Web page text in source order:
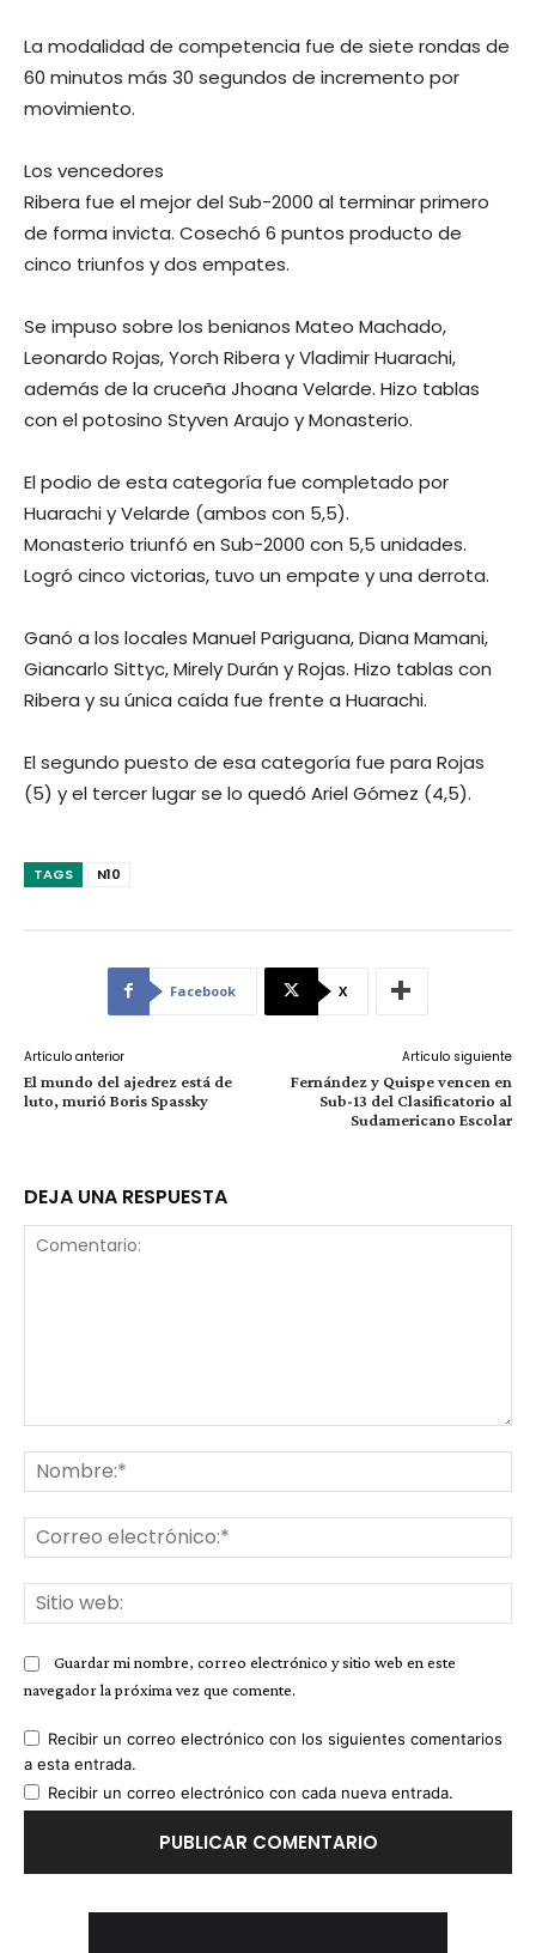
La modalidad de competencia fue de siete rondas de
60 minutos más 30 segundos de incremento por
movimiento.
Los vencedores
Ribera fue el mejor del Sub-2000 al terminar primero
de forma invicta. Cosechó 6 puntos producto de
cinco triunfos y dos empates.
Se impuso sobre los benianos Mateo Machado,
Leonardo Rojas, Yorch Ribera y Vladimir Huarachi,
además de la cruceña Jhoana Velarde. Hizo tablas
con el potosino Styven Araujo y Monasterio.
El podio de esta categoría fue completado por
Huarachi y Velarde (ambos con 5,5).
Monasterio triunfó en Sub-2000 con 5,5 unidades.
Logró cinco victorias, tuvo un empate y una derrota.
Ganó a los locales Manuel Pariguana, Diana Mamani,
Giancarlo Sittyc, Mirely Durán y Rojas. Hizo tablas con
Ribera y su única caída fue frente a Huarachi.
El segundo puesto de esa categoría fue para Rojas
(5) y el tercer lugar se lo quedó Ariel Gómez (4,5).
TAGS N10
Facebook X
Artículo anterior
El mundo del ajedrez está de
luto, murió Boris Spassky
Artículo siguiente
Fernández y Quispe vencen en
Sub-13 del Clasificatorio al
Sudamericano Escolar
DEJA UNA RESPUESTA
Guardar mi nombre, correo electrónico y sitio web en este
navegador la próxima vez que comente.
Recibir un correo electrónico con los siguientes comentarios
a esta entrada.
Recibir un correo electrónico con cada nueva entrada.